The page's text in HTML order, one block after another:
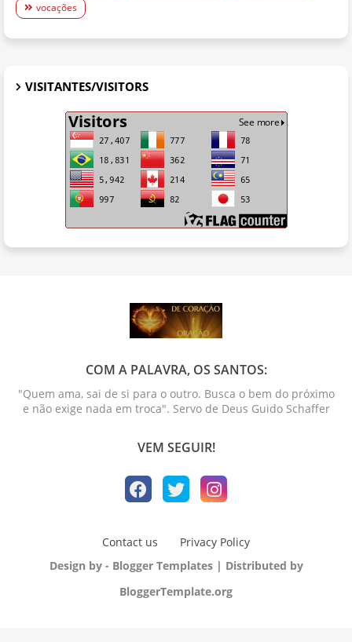
vocações
VISITANTES/VISITORS
COM A PALAVRA, OS SANTOS:
"Quem ama, sai de si para o outro. Busca o bem do próximo
e não exige nada em troca". Servo de Deus Guido Schaffer
VEM SEGUIR!
Contact us
Privacy Policy
Design by - Blogger Templates | Distributed by
BloggerTemplate.org